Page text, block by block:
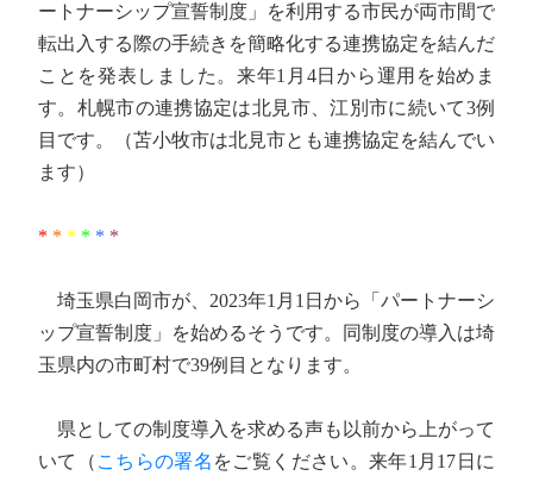
ートナーシップ宣誓制度」を利用する市民が両市間で
転出入する際の手続きを簡略化する連携協定を結んだ
ことを発表しました。来年1月4日から運用を始めま
す。札幌市の連携協定は北見市、江別市に続いて3例
目です。（苫小牧市は北見市とも連携協定を結んでい
ます）
* * * * * *
埼玉県白岡市が、2023年1月1日から「パートナーシ
ップ宣誓制度」を始めるそうです。同制度の導入は埼
玉県内の市町村で39例目となります。
県としての制度導入を求める声も以前から上がって
いて（ こちらの署名 をご覧ください。来年1月17日に